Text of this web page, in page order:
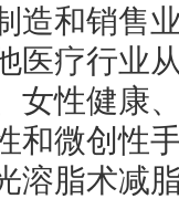
造和销售
医疗行业
女性健康
和微创性
溶脂术减